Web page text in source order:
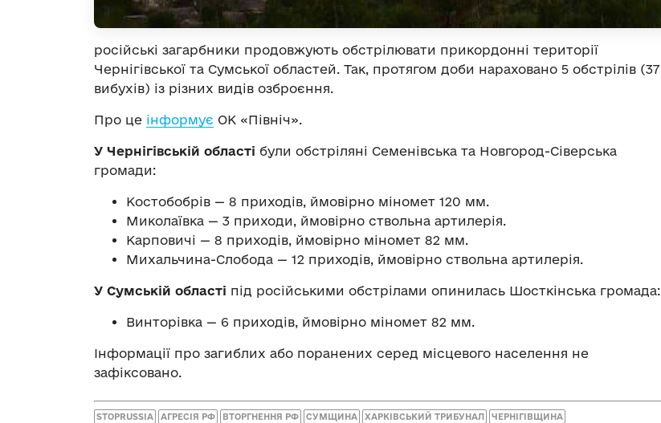
російські загарбники продовжують обстрілювати прикордонні території
Чернігівської та Сумської областей. Так, протягом доби нараховано 5 обстрілів (37
вибухів) із різних видів озброєння.
Про це інформує ОК «Північ».
У Чернігівській області були обстріляні Семенівська та Новгород-Сіверська
громади:
Костобобрів — 8 приходів, ймовірно міномет 120 мм.
Миколаївка — 3 приходи, ймовірно ствольна артилерія.
Карповичі — 8 приходів, ймовірно міномет 82 мм.
Михальчина-Слобода — 12 приходів, ймовірно ствольна артилерія.
У Сумській області під російськими обстрілами опинилась Шосткінська громада:
Винторівка — 6 приходів, ймовірно міномет 82 мм.
Інформації про загиблих або поранених серед місцевого населення не
зафіксовано.
STOPRUSSIA АГРЕСІЯ РФ ВТОРГНЕННЯ РФ СУМЩИНА ХАРКІВСЬКИЙ ТРИБУНАЛ ЧЕРНІГІВЩИНА